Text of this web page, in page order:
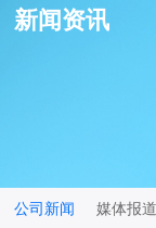
新闻资讯
公司新闻 媒体报道